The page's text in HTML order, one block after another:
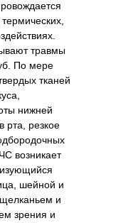
травмы
По мере
тканей
нижней
рта, резкое
возникает
шейной и
и
зрения и